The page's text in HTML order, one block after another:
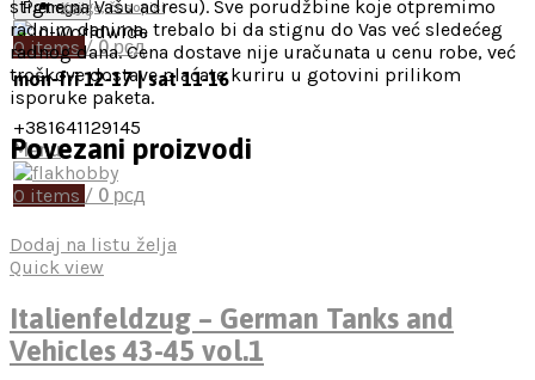
Pretraga
mon-fri 12-17 | sat 11-16
+381641129145
Menu
0 items / 0 рсд
Knjige, časopisi
0items/ 0рсд
stigne na Vašu adresu). Sve porudžbine koje otpremimo
radnim danima, trebalo bi da stignu do Vas već sledećeg
radnog dana. Cena dostave nije uračunata u cenu robe, već
troškove dostave plaćate kuriru u gotovini prilikom
isporuke paketa.
Povezani proizvodi
Dodaj na listu želja
Quick view
Italienfeldzug – German Tanks and
Vehicles 43-45 vol.1